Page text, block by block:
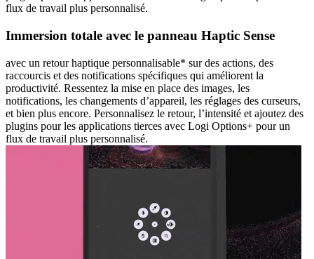
flux de travail plus personnalisé.
Immersion totale avec le panneau Haptic Sense
avec un retour haptique personnalisable* sur des actions, des
raccourcis et des notifications spécifiques qui améliorent la
productivité. Ressentez la mise en place des images, les
notifications, les changements d’appareil, les réglages des curseurs,
et bien plus encore. Personnalisez le retour, l’intensité et ajoutez des
plugins pour les applications tierces avec Logi Options+ pour un
flux de travail plus personnalisé.